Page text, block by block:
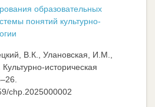
образовательных
понятий культурно-
В.К., Улановская, И.М.,
историческая
chp.2025000002